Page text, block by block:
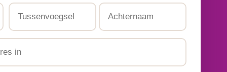
Tussenvoegsel Achternaam